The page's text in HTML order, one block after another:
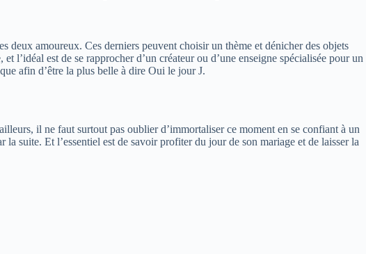
amoureux. Ces derniers peuvent choisir un thème et dénicher des objets
est de se rapprocher d’un créateur ou d’une enseigne spécialisée pour un
afin d’être la plus belle à dire Oui le jour J.
il ne faut surtout pas oublier d’immortaliser ce moment en se confiant à un
suite. Et l’essentiel est de savoir profiter du jour de son mariage et de laisser la